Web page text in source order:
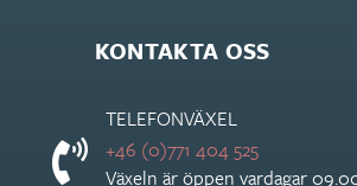
KONTAKTA OSS
TELEFONVÄXEL
+46 (0)771 404 525
Växeln är öppen vardagar